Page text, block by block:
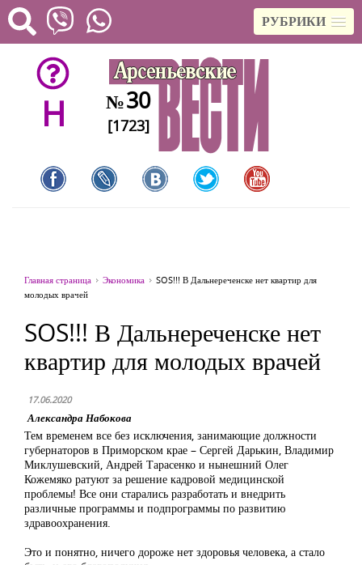
РУБРИКИ
H №30
[1723]
Главная страница Экономика
SOS!!! В Дальнереченске нет квартир для
молодых врачей
SOS!!! В Дальнереченске нет
квартир для молодых врачей
17.06.2020
Александра Набокова
Тем временем все без исключения, занимающие должности
губернаторов в Приморском крае – Сергей Дарькин, Владимир
Миклушевский, Андрей Тарасенко и нынешний Олег
Кожемяко ратуют за решение кадровой медицинской
проблемы! Все они старались разработать и внедрить
различные программы и подпрограммы по развитию
здравоохранения.
Это и понятно, ничего дороже нет здоровья человека, а стало